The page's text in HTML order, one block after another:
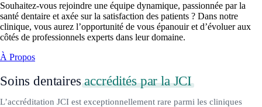
Souhaitez-vous rejoindre une équipe dynamique, passionnée par la
santé dentaire et axée sur la satisfaction des patients ? Dans notre
clinique, vous aurez l’opportunité de vous épanouir et d’évoluer aux
côtés de professionnels experts dans leur domaine.
À Propos
Soins dentairesaccrédités par la JCI
L’accréditation JCI est exceptionnellement rare parmi les cliniques